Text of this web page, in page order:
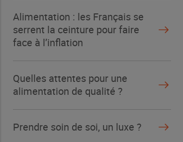
Alimentation : les Français se
serrent la ceinture pour faire
face à l’inflation
Quelles attentes pour une
alimentation de qualité ?
Prendre soin de soi, un luxe ?